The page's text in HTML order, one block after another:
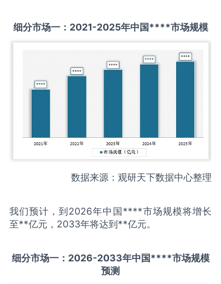
细分市场一： 2021-2025年中国****市场规模
数据来源：观研天下数据中心整理
我们预计，到2026年中国****市场规模将增长
至**亿元，2033年将达到**亿元。
细分市场一： 2026-2033年中国****市场规模
预测